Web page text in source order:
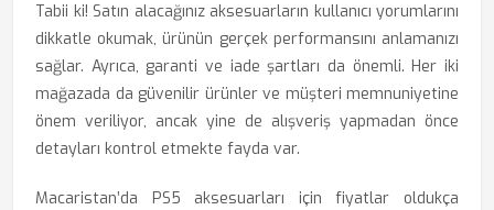
Tabii ki! Satın alacağınız aksesuarların kullanıcı yorumlarını
dikkatle okumak, ürünün gerçek performansını anlamanızı
sağlar. Ayrıca, garanti ve iade şartları da önemli. Her iki
mağazada da güvenilir ürünler ve müşteri memnuniyetine
önem veriliyor, ancak yine de alışveriş yapmadan önce
detayları kontrol etmekte fayda var.
Macaristan’da PS5 aksesuarları için fiyatlar oldukça